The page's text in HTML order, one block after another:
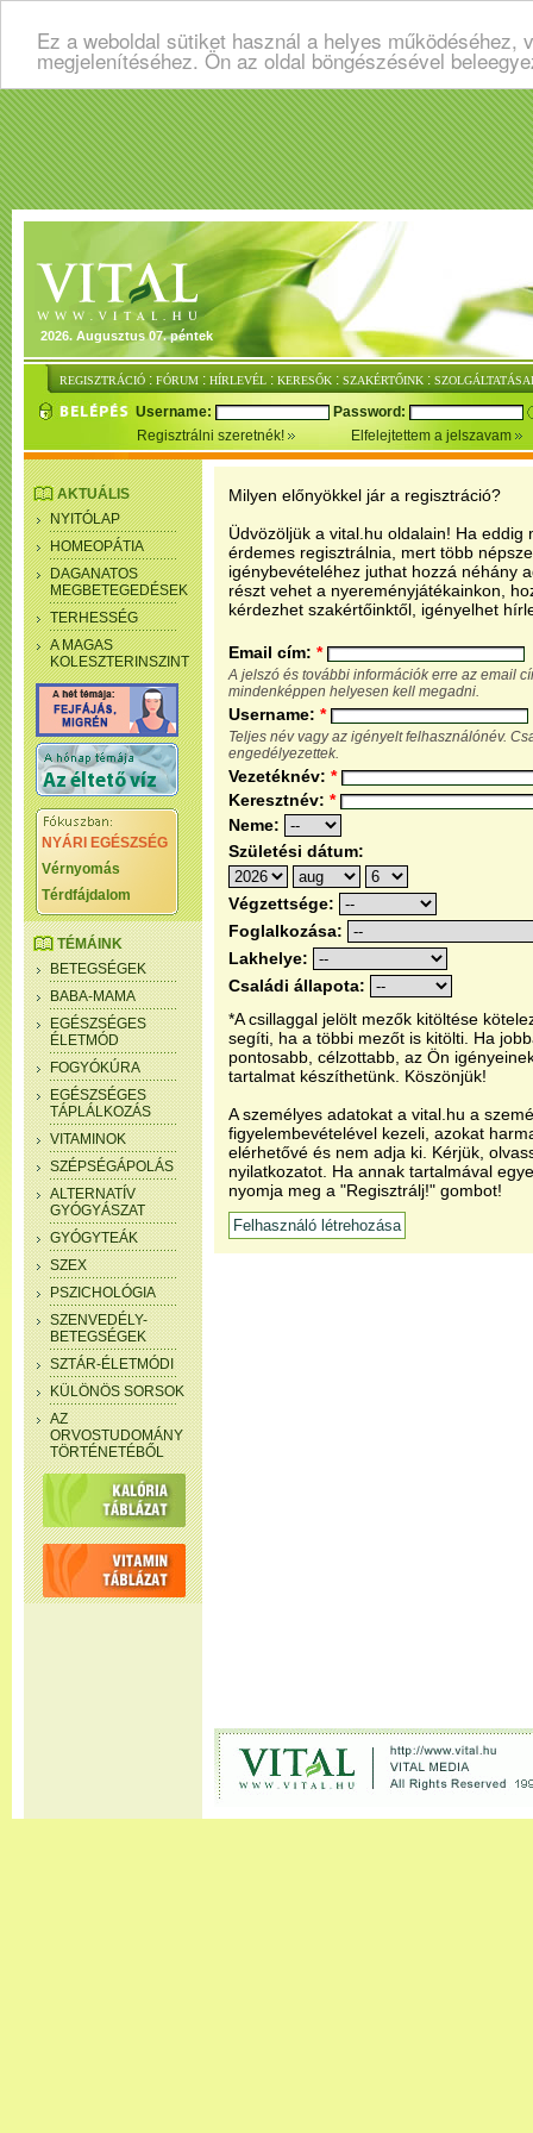
Ez a weboldal sütiket használ a helyes
megjelenítéséhez. Ön az oldal böngészésével
2026. Augusztus 07. péntek
REGISZTRÁCIÓ : FÓRUM : HÍRLEVÉL : KERESŐK : SZAKÉRTŐINK :
Username:
Password:
Regisztrálni szeretnék!
Elfelejtettem a jelszavam
AKTUÁLIS
NYITÓLAP
HOMEOPÁTIA
DAGANATOS
MEGBETEGEDÉSEK
TERHESSÉG
A MAGAS
KOLESZTERINSZINT
NYÁRI EGÉSZSÉG
Vérnyomás
Térdfájdalom
TÉMÁINK
BETEGSÉGEK
BABA-MAMA
EGÉSZSÉGES
ÉLETMÓD
FOGYÓKÚRA
EGÉSZSÉGES
TÁPLÁLKOZÁS
VITAMINOK
SZÉPSÉGÁPOLÁS
ALTERNATÍV
GYÓGYÁSZAT
GYÓGYTEÁK
SZEX
PSZICHOLÓGIA
SZENVEDÉLY-
BETEGSÉGEK
SZTÁR-ÉLETMÓDI
KÜLÖNÖS SORSOK
AZ
ORVOSTUDOMÁNY
TÖRTÉNETÉBŐL
Milyen előnyökkel jár a regisztráció?
Üdvözöljük a vital.hu oldalain! Ha eddig
érdemes regisztrálnia, mert több
igénybevételéhez juthat hozzá néhány
részt vehet a nyereményjátékainkon,
kérdezhet szakértőinktől, igényelhet
Email cím: *
A jelszó és további információk erre az email
mindenképpen helyesen kell megadni.
Username: *
Teljes név vagy az igényelt felhasználónév.
engedélyezettek.
Vezetéknév: *
Keresztnév: *
Neme:
Születési dátum:
Végzettsége:
Foglalkozása:
Lakhelye:
Családi állapota:
*A csillaggal jelölt mezők kitöltése
segíti, ha a többi mezőt is kitölti. Ha
pontosabb, célzottabb, az Ön
tartalmat készíthetünk. Köszönjük!
A személyes adatokat a vital.hu a
figyelembevételével kezeli, azokat
elérhetővé és nem adja ki. Kérjük,
nyilatkozatot. Ha annak tartalmával
nyomja meg a "Regisztrálj!" gombot!